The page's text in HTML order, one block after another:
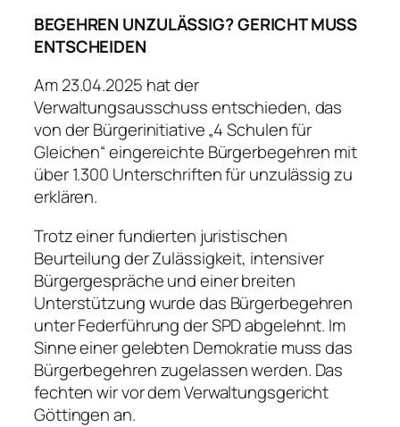
BEGEHREN UNZULÄSSIG? GERICHT MUSS
ENTSCHEIDEN
Am 23.04.2025 hat der
Verwaltungsausschuss entschieden, das
von der Bürgerinitiative „4 Schulen für
Gleichen“ eingereichte Bürgerbegehren mit
über 1.300 Unterschriften für unzulässig zu
erklären.
Trotz einer fundierten juristischen
Beurteilung der Zulässigkeit, intensiver
Bürgergespräche und einer breiten
Unterstützung wurde das Bürgerbegehren
unter Federführung der SPD abgelehnt. Im
Sinne einer gelebten Demokratie muss das
Bürgerbegehren zugelassen werden. Das
fechten wir vor dem Verwaltungsgericht
Göttingen an.